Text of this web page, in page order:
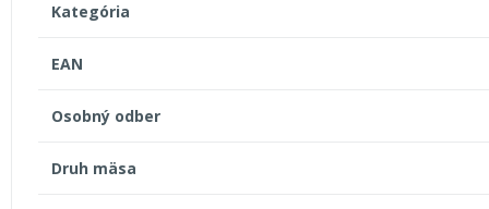
Kategória
EAN
Osobný odber
Druh mäsa